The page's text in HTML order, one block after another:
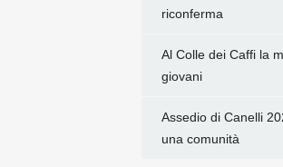
riconferma
Al Colle dei Caffi la
giovani
Assedio di Canelli
una comunità